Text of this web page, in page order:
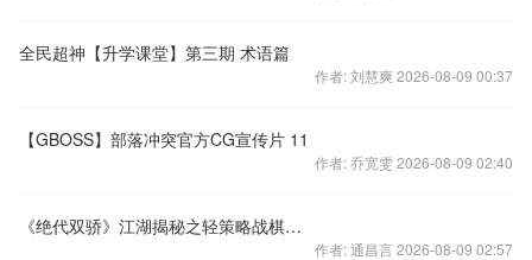
全民超神【升学课堂】第三期 术语篇
作者: 刘慧爽 2026-08-09 00:37
【GBOSS】部落冲突官方CG宣传片 11
作者: 乔宽雯 2026-08-09 02:40
《绝代双骄》江湖揭秘之轻策略战棋玩法无限创意组合
作者: 通昌言 2026-08-09 02:57